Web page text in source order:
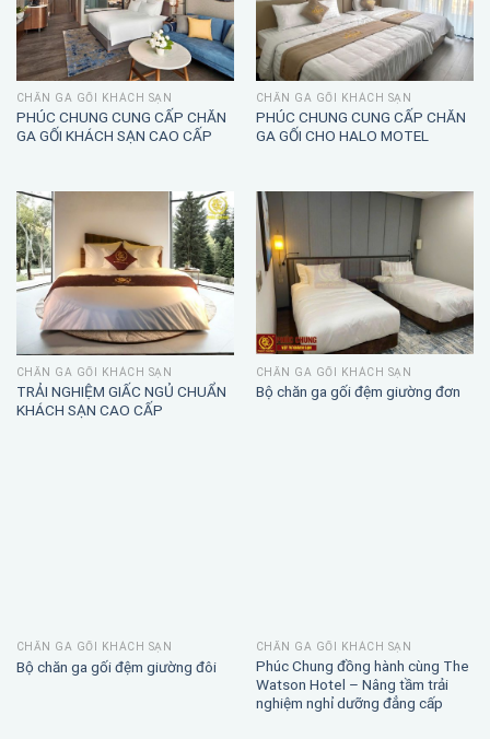
CHĂN GA GỐI KHÁCH SẠN
PHÚC CHUNG CUNG CẤP CHĂN
GA GỐI KHÁCH SẠN CAO CẤP
CHĂN GA GỐI KHÁCH SẠN
PHÚC CHUNG CUNG CẤP CHĂN
GA GỐI CHO HALO MOTEL
CHĂN GA GỐI KHÁCH SẠN
TRẢI NGHIỆM GIẤC NGỦ CHUẨN
KHÁCH SẠN CAO CẤP
CHĂN GA GỐI KHÁCH SẠN
Bộ chăn ga gối đệm giường đơn
CHĂN GA GỐI KHÁCH SẠN
Bộ chăn ga gối đệm giường đôi
CHĂN GA GỐI KHÁCH SẠN
Phúc Chung đồng hành cùng The
Watson Hotel – Nâng tầm trải
nghiệm nghỉ dưỡng đẳng cấp